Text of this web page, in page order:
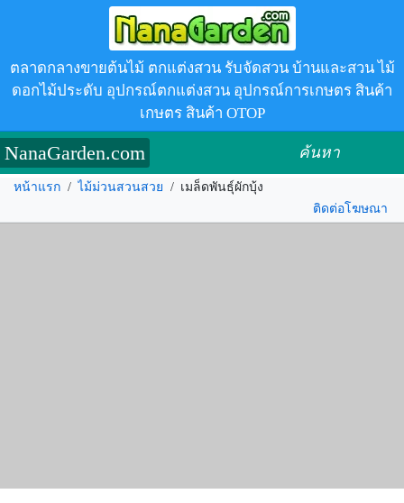
ตลาดกลางขายต้นไม้ ตกแต่งสวน รับจัดสวน บ้านและสวน ไม้
ดอกไม้ประดับ อุปกรณ์ตกแต่งสวน อุปกรณ์การเกษตร สินค้า
เกษตร สินค้า OTOP
NanaGarden.com ค้นหา
หน้าแรก / ไม้ม่วนสวนสวย / เมล็ดพันธุ์ผักบุ้ง
ติดต่อโฆษณา